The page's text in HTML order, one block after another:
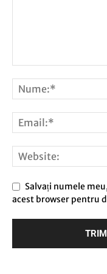
Salvați numele
acest browser pentru